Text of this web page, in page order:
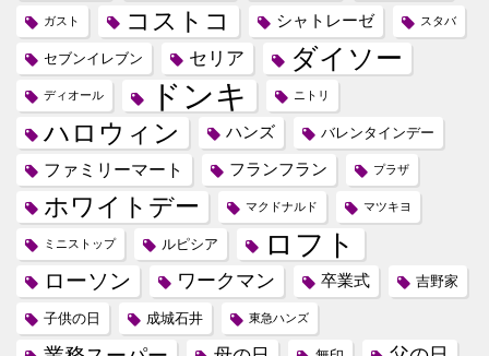
ガスト コストコ シャトレーゼ スタバ
セブンイレブン セリア ダイソー
ディオール ドンキ ニトリ
ハロウィン ハンズ バレンタインデー
ファミリーマート フランフラン プラザ
ホワイトデー マクドナルド マツキヨ
ミニストップ ルピシア ロフト
ローソン ワークマン 卒業式 吉野家
子供の日 成城石井 東急ハンズ